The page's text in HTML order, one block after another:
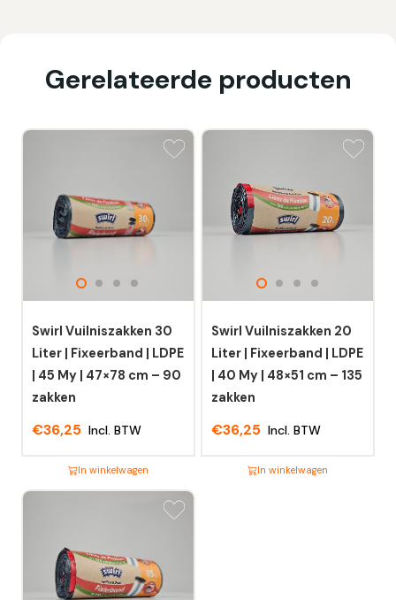
Gerelateerde producten
Swirl Vuilniszakken 30
Liter | Fixeerband | LDPE
| 45 My | 47×78 cm – 90
zakken
€36,25 Incl. BTW
In winkelwagen
Dit
meerdere
variaties.
Swirl Vuilniszakken 20
Liter | Fixeerband | LDPE
| 40 My | 48×51 cm – 135
zakken
€36,25 Incl. BTW
In winkelwagen